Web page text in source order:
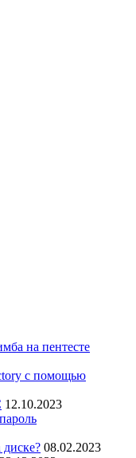
на пентесте
с помощью
12.10.2023
диске? 08.02.2023